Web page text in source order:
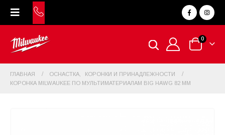
0
ГЛАВНАЯ ОСНАСТКА
КОРОНКИ И ПРИНАДЛЕЖНОСТИ
КОРОНКА MILWAUKEE ПО МУЛЬТИМАТЕРИАЛАМ BIG HAWG 82 ММ